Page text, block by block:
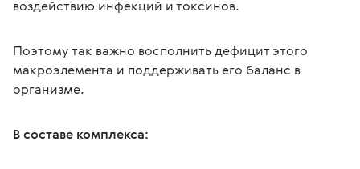
воздействию инфекций и токсинов.
Поэтому так важно восполнить дефицит этого
макроэлемента и поддерживать его баланс в
организме.
В составе комплекса: